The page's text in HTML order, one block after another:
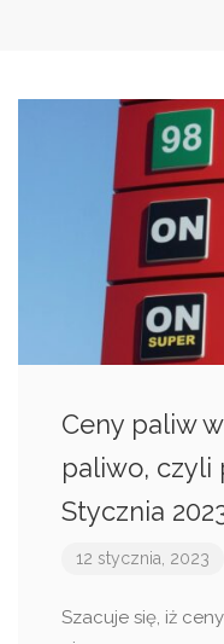
Ceny paliw
paliwo, czyli
Stycznia
12 stycznia, 2023
Szacuje się, iż